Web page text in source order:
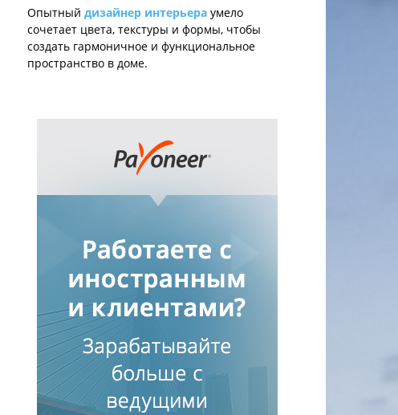
Опытный дизайнер интерьера умело
сочетает цвета, текстуры и формы, чтобы
создать гармоничное и функциональное
пространство в доме.